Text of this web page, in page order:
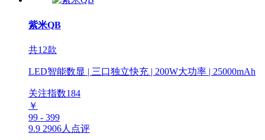
紫米QB
共12款
LED智能数显 | 三口独立快充 | 200W大功率 | 25000mAh
关注指数184
￥
99 - 399
9.9 2906人点评